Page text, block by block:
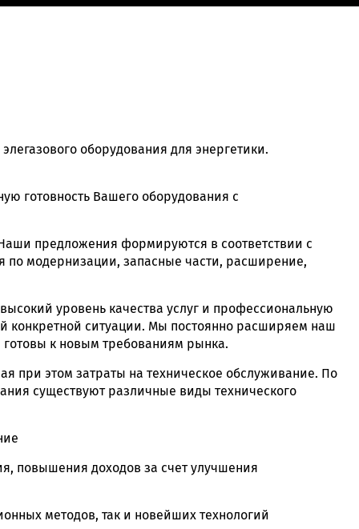
оборудования для энергетики.
готовность Вашего оборудования с
предложения формируются в соответствии с
модернизации, запасные части, расширение,
уровень качества услуг и профессиональную
конкретной ситуации. Мы постоянно расширяем наш
готовы к новым требованиям рынка.
при этом затраты на техническое обслуживание. По
существуют различные виды технического
повышения доходов за счет улучшения
методов, так и новейших технологий